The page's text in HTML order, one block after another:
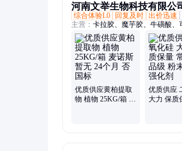
河南文举生物科技有限公
综合体验L0
回复及时 出价迅速
主营： 卡拉胶、魔芋胶、牛磺酸、
海藻酸钠、纳他酶素、食用明胶
酸钠、普鲁兰多糖、乳酸链球菌
优质供应黄柏提取
物 植物 25KG/箱 麦
优质供应
大力 保质